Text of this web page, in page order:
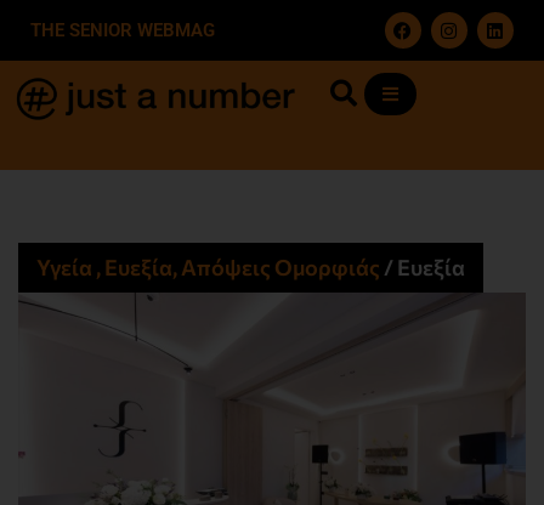
THE SENIOR WEBMAG
Υγεία , Ευεξία, Απόψεις Ομορφιάς​ /Ευεξία